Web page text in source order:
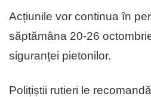
Acțiunile vor continua în
săptămâna 20-26
siguranței pietonilor.
Polițiștii rutieri le